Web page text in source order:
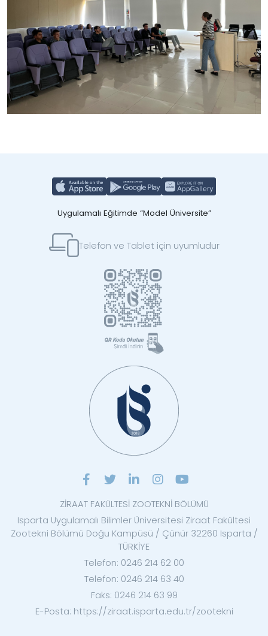
Uygulamalı Eğitimde “Model Üniversite”
Telefon ve Tablet için uyumludur
ZİRAAT FAKÜLTESİ ZOOTEKNİ BÖLÜMÜ
Isparta Uygulamalı Bilimler Üniversitesi Ziraat Fakültesi
Zootekni Bölümü Doğu Kampüsü / Çünür 32260 Isparta /
TÜRKİYE
Telefon: 0246 214 62 00
Telefon: 0246 214 63 40
Faks: 0246 214 63 99
E-Posta: https://ziraat.isparta.edu.tr/zootekni